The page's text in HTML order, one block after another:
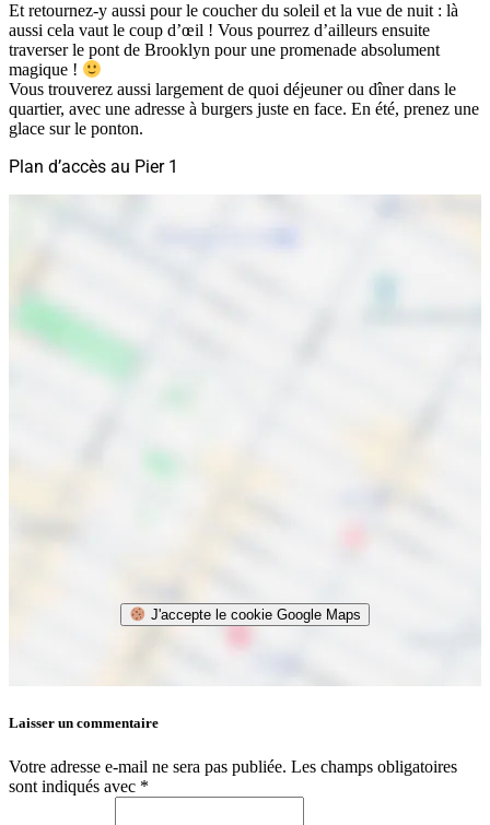
Et retournez-y aussi pour le coucher du soleil et la vue de nuit : là
aussi cela vaut le coup d’œil ! Vous pourrez d’ailleurs ensuite
traverser le pont de Brooklyn pour une promenade absolument
magique !
Vous trouverez aussi largement de quoi déjeuner ou dîner dans le
quartier, avec une adresse à burgers juste en face. En été, prenez une
glace sur le ponton.
Plan d’accès au Pier 1
J'accepte le cookie Google Maps
Laisser un commentaire
Votre adresse e-mail ne sera pas publiée. Les champs obligatoires
sont indiqués avec *